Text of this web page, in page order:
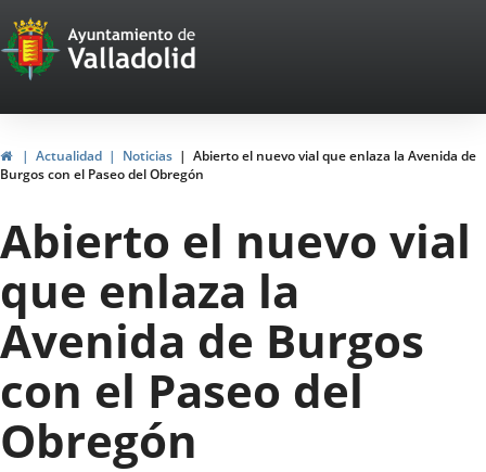
Portal
Web
del
Ayuntamiento
de
Valladolid
InicioActualidad Noticias
Abierto el nuevo vial que enlaza la Avenida de
Burgos con el Paseo del Obregón
Abierto el nuevo vial
que enlaza la
Avenida de Burgos
con el Paseo del
Obregón